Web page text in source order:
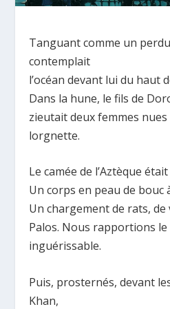
Tanguant comme un
contemplait
l’océan devant lui du haut
Dans la hune, le fils de
zieutait deux femmes
lorgnette.
Le camée de l’Aztèque
Un corps en peau de bouc
Un chargement de rats,
Palos. Nous rapportions le
inguérissable.
Puis, prosternés, devant
Khan,